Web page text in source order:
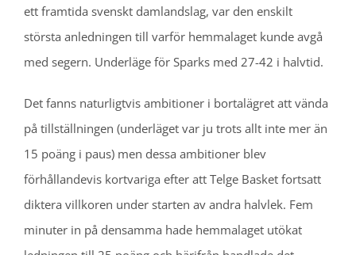
ett framtida svenskt damlandslag, var den enskilt
största anledningen till varför hemmalaget kunde avgå
med segern. Underläge för Sparks med 27-42 i halvtid.
Det fanns naturligtvis ambitioner i bortalägret att vända
på tillställningen (underläget var ju trots allt inte mer än
15 poäng i paus) men dessa ambitioner blev
förhållandevis kortvariga efter att Telge Basket fortsatt
diktera villkoren under starten av andra halvlek. Fem
minuter in på densamma hade hemmalaget utökat